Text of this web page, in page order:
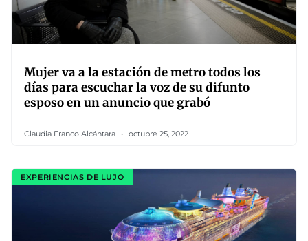
Mujer va a la estación de metro todos los
días para escuchar la voz de su difunto
esposo en un anuncio que grabó
Claudia Franco Alcántara octubre 25, 2022
EXPERIENCIAS DE LUJO